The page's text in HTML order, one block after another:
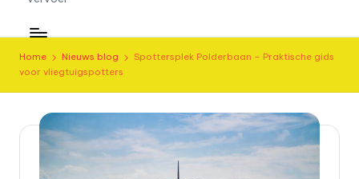
e
e
s
o
Home Nieuws blog
Spottersplek Polderbaan – Praktische gids
voor vliegtuigspotters